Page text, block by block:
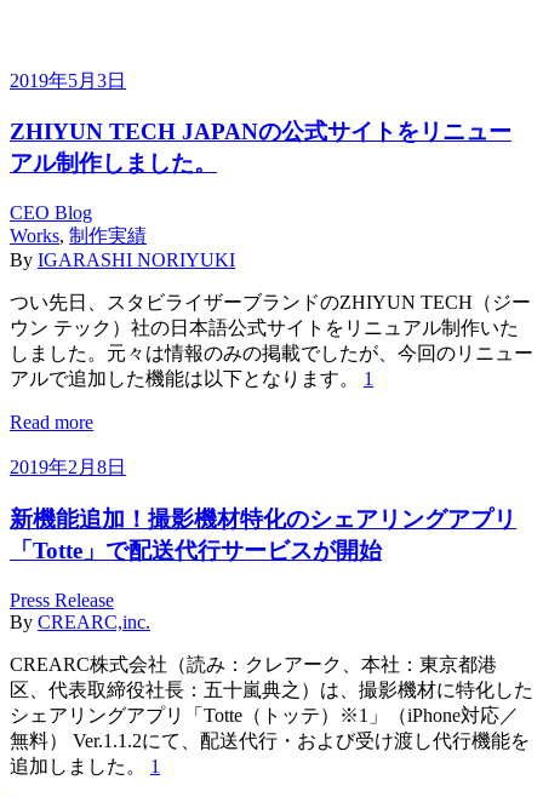
2019年5月3日
ZHIYUN TECH JAPANの公式サイトをリニュー
アル制作しました。
CEO Blog
Works, 制作実績
By IGARASHI NORIYUKI
つい先日、スタビライザーブランドのZHIYUN TECH（ジー
ウン テック）社の日本語公式サイトをリニュアル制作いた
しました。元々は情報のみの掲載でしたが、今回のリニュー
アルで追加した機能は以下となります。 1
Read more
2019年2月8日
新機能追加！撮影機材特化のシェアリングアプリ
「Totte」で配送代行サービスが開始
Press Release
By CREARC,inc.
CREARC株式会社（読み：クレアーク、本社：東京都港
区、代表取締役社長：五十嵐典之）は、撮影機材に特化した
シェアリングアプリ「Totte（トッテ）※1」（iPhone対応／
無料） Ver.1.1.2にて、配送代行・および受け渡し代行機能を
追加しました。 1